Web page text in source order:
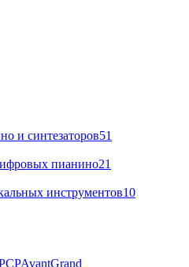
и синтезаторов51
пианино21
инструментов10
CPAvantGrand